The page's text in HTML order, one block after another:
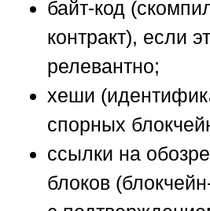
байт-код
контракт), если
релевантно;
хеши
спорных
ссылки на
блоков